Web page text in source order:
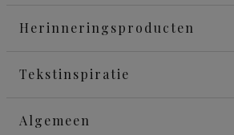
Herinneringsproducten
Tekstinspiratie
Algemeen